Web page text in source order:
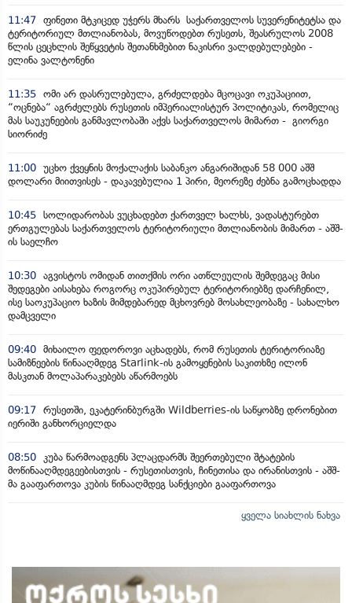
11:47 ფინეთი მტკიცედ უჭერს მხარს საქართველოს სუვერენიტეტსა და
ტერიტორიულ მთლიანობას, მოვუწოდებთ რუსეთს, შეასრულოს 2008
წლის ცეცხლის შეწყვეტის შეთანხმებით ნაკისრი ვალდებულებები -
ელინა ვალტონენი
11:35 ომი არ დასრულებულა, გრძელდება მცოცავი ოკუპაციით,
“ოცნება“ აგრძელებს რუსეთის იმპერიალისტურ პოლიტიკას, რომელიც
მას საუკუნეების განმავლობაში აქვს საქართველოს მიმართ - გიორგი
სიორიძე
11:00 უცხო ქვეყნის მოქალაქის საბანკო ანგარიშიდან 58 000 აშშ
დოლარი მიითვისეს - დაკავებულია 1 პირი, მეორეზე ძებნა გამოცხადდა
10:45 სოლიდარობას ვუცხადებთ ქართველ ხალხს, ვადასტურებთ
ერთგულებას საქართველოს ტერიტორიული მთლიანობის მიმართ - აშშ-
ის საელჩო
10:30 აგვისტოს ომიდან თითქმის ორი ათწლეულის შემდეგაც მისი
შედეგები აისახება როგორც ოკუპირებულ ტერიტორიებზე დარჩენილ,
ისე საოკუპაციო ხაზის მიმდებარედ მცხოვრებ მოსახლეობაზე - სახალხო
დამცველი
09:40 მიხაილო ფედოროვი აცხადებს, რომ რუსეთის ტერიტორიაზე
სამიზნეების წინააღმდეგ Starlink-ის გამოყენების საკითხზე ილონ
მასკთან მოლაპარაკებებს აწარმოებს
09:17 რუსეთში, ეკატერინბურგში Wildberries-ის საწყობზე დრონებით
იერიში განხორციელდა
08:50
კუბა წარმოადგენს პლაცდარმს შეერთებული შტატების
მოწინააღმდეგეებისთვის - რუსეთისთვის, ჩინეთისა და ირანისთვის - აშშ-
მა გააფართოვა კუბის წინააღმდეგ სანქციები გააფართოვა
ყველა სიახლის ნახვა